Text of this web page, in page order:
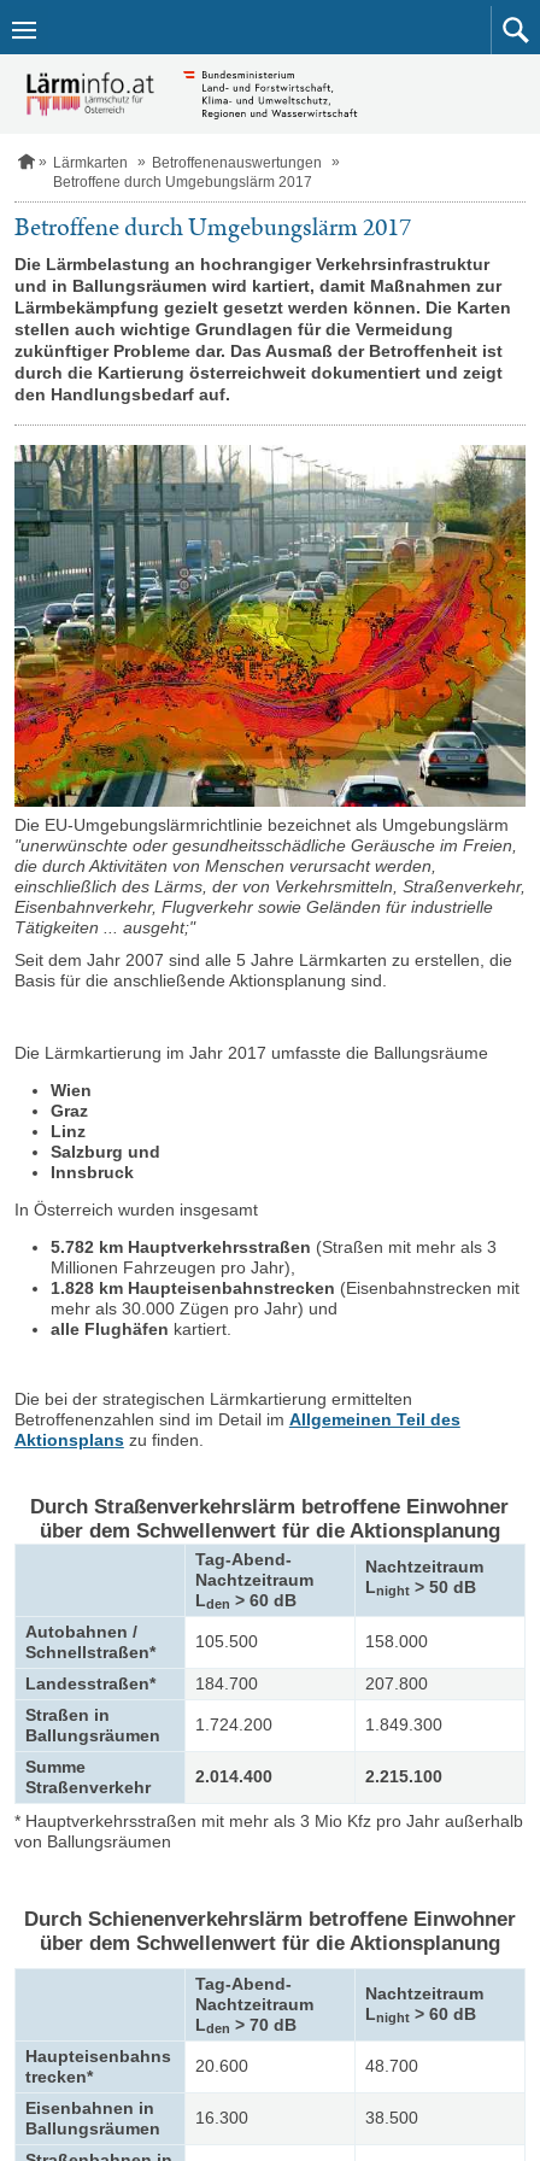
Zum
Inhalt
S
a
r
t
s
i
t
e
Lärmkarten
Betroffenenauswertungen
Betroffene durch Umgebungslärm 2017
Betroffene durch Umgebungslärm 2017
Die Lärmbelastung an hochrangiger Verkehrsinfrastruktur
und in Ballungsräumen wird kartiert, damit Maßnahmen zur
Lärmbekämpfung gezielt gesetzt werden können. Die Karten
stellen auch wichtige Grundlagen für die Vermeidung
zukünftiger Probleme dar. Das Ausmaß der Betroffenheit ist
durch die Kartierung österreichweit dokumentiert und zeigt
den Handlungsbedarf auf.
Die EU-Umgebungslärmrichtlinie bezeichnet als Umgebungslärm
"unerwünschte oder gesundheitsschädliche Geräusche im Freien,
die durch Aktivitäten von Menschen verursacht werden,
einschließlich des Lärms, der von Verkehrsmitteln, Straßenverkehr,
Eisenbahnverkehr, Flugverkehr sowie Geländen für industrielle
Tätigkeiten ... ausgeht;"
Seit dem Jahr 2007 sind alle 5 Jahre Lärmkarten zu erstellen, die
Basis für die anschließende Aktionsplanung sind.
Die Lärmkartierung im Jahr 2017 umfasste die Ballungsräume
Wien
Graz
Linz
Salzburg und
Innsbruck
In Österreich wurden insgesamt
5.782 km Hauptverkehrsstraßen (Straßen mit mehr als 3
Millionen Fahrzeugen pro Jahr),
1.828 km Haupteisenbahnstrecken (Eisenbahnstrecken mit
mehr als 30.000 Zügen pro Jahr) und
alle Flughäfen kartiert.
Die bei der strategischen Lärmkartierung ermittelten
Betroffenenzahlen sind im Detail im Allgemeinen Teil des
Aktionsplanszu finden.
Tag-Abend-
Nachtzeitraum
Lden > 60 dB
Nachtzeitraum
Lnight> 50 dB
Durch Straßenverkehrslärm betroffene Einwohner
über dem Schwellenwert für die Aktionsplanung
Autobahnen /
Schnellstraßen*
105.500 158.000
Landesstraßen* 184.700
207.800
Straßen in
Ballungsräumen
1.724.200 1.849.300
Summe
Straßenverkehr
2.014.400 2.215.100
* Hauptverkehrsstraßen mit mehr als 3 Mio Kfz pro Jahr außerhalb
von Ballungsräumen
Tag-Abend-
Nachtzeitraum
Lden > 70 dB
Nachtzeitraum
Lnight> 60 dB
Durch Schienenverkehrslärm betroffene Einwohner
über dem Schwellenwert für die Aktionsplanung
Haupteisenbahns
trecken*
20.600 48.700
Eisenbahnen in
Ballungsräumen
16.300 38.500